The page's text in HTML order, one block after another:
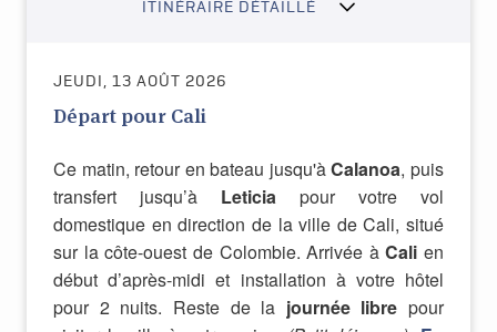
ITINÉRAIRE DÉTAILLÉ
JEUDI, 13 AOÛT 2026
Départ pour Cali
Ce matin, retour en bateau jusqu'àCalanoa, puis
transfert jusqu’à Leticia pour votre vol
domestique en direction de la ville de Cali, situé
sur la côte-ouest de Colombie. Arrivée àCali en
début d’après-midi et installation à votre hôtel
pour 2 nuits. Reste de la journée libre pour